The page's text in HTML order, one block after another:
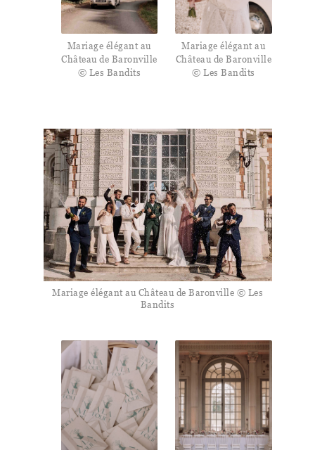
Mariage élégant au
Château de Baronville
© Les Bandits
Mariage élégant au
Château de Baronville
© Les Bandits
Mariage élégant au Château de Baronville © Les
Bandits